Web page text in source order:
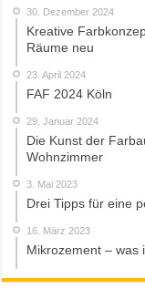
30. Dezember 2024
Kreative
Räume neu
23. April 2024
FAF 2024 Köln
29. Januar 2024
Die Kunst der
Wohnzimmer
3. Mai 2023
Drei Tipps für eine
16. März 2023
Mikrozement – was